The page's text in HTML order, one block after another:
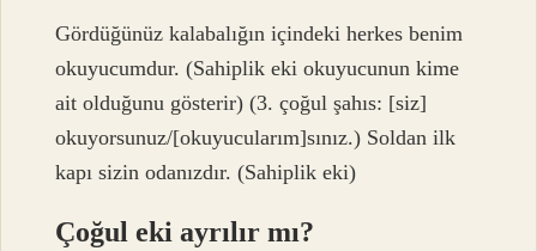
Gördüğünüz kalabalığın içindeki herkes benim
okuyucumdur. (Sahiplik eki okuyucunun kime
ait olduğunu gösterir) (3. çoğul şahıs: [siz]
okuyorsunuz/[okuyucularım]sınız.) Soldan ilk
kapı sizin odanızdır. (Sahiplik eki)
Çoğul eki ayrılır mı?